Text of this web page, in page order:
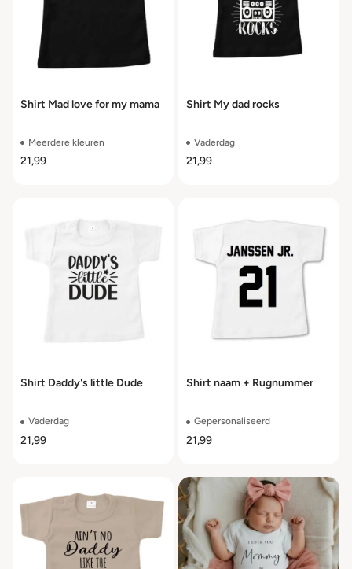
Shirt Mad love for my mama
Meerdere kleuren
21,99
Shirt My dad rocks
Vaderdag
21,99
Shirt Daddy's little Dude
Vaderdag
21,99
Shirt naam + Rugnummer
Gepersonaliseerd
21,99